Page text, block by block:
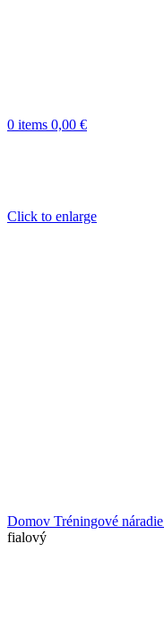
0 items 0,00 €
Click to enlarge
Domov Tréningové náradie
fialový